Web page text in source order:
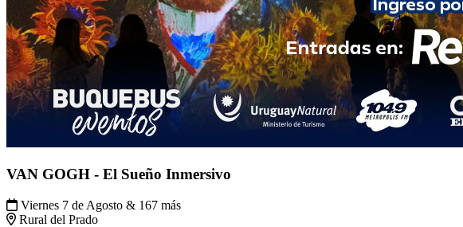
VAN GOGH - El Sueño Inmersivo
Viernes 7 de Agosto & 167 más
Rural del Prado